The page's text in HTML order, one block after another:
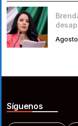
Síguenos